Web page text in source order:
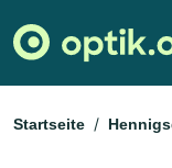
Startseite